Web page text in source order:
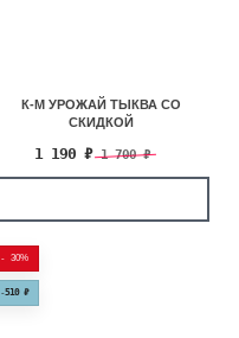
К-М УРОЖАЙ ТЫКВА СО
СКИДКОЙ
1 190 ₽ 1 700₽
- 30%
-510 ₽